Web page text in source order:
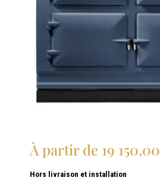
À partir de 19 150,00
Hors livraison et installation